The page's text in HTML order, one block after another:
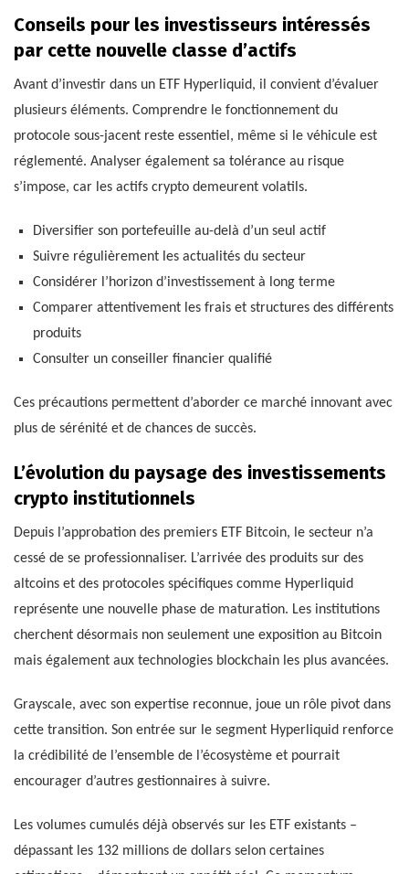
Conseils pour les investisseurs intéressés
par cette nouvelle classe d’actifs
Avant d’investir dans un ETF Hyperliquid, il convient d’évaluer
plusieurs éléments. Comprendre le fonctionnement du
protocole sous-jacent reste essentiel, même si le véhicule est
réglementé. Analyser également sa tolérance au risque
s’impose, car les actifs crypto demeurent volatils.
Diversifier son portefeuille au-delà d’un seul actif
Suivre régulièrement les actualités du secteur
Considérer l’horizon d’investissement à long terme
Comparer attentivement les frais et structures des différents
produits
Consulter un conseiller financier qualifié
Ces précautions permettent d’aborder ce marché innovant avec
plus de sérénité et de chances de succès.
L’évolution du paysage des investissements
crypto institutionnels
Depuis l’approbation des premiers ETF Bitcoin, le secteur n’a
cessé de se professionnaliser. L’arrivée des produits sur des
altcoins et des protocoles spécifiques comme Hyperliquid
représente une nouvelle phase de maturation. Les institutions
cherchent désormais non seulement une exposition au Bitcoin
mais également aux technologies blockchain les plus avancées.
Grayscale, avec son expertise reconnue, joue un rôle pivot dans
cette transition. Son entrée sur le segment Hyperliquid renforce
la crédibilité de l’ensemble de l’écosystème et pourrait
encourager d’autres gestionnaires à suivre.
Les volumes cumulés déjà observés sur les ETF existants –
dépassant les 132 millions de dollars selon certaines